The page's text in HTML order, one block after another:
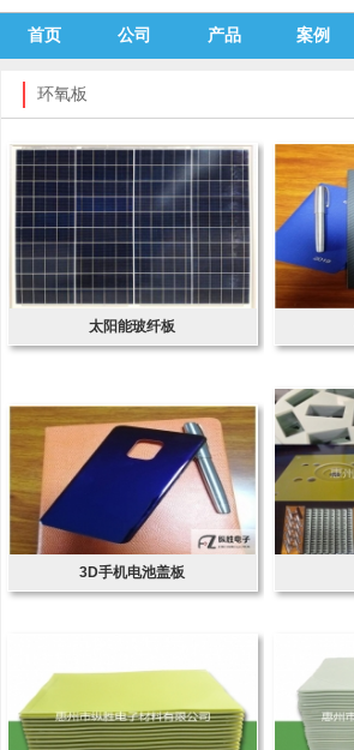
首页 公司 产品 案例
环氧板
太阳能玻纤板
3D手机电池盖板